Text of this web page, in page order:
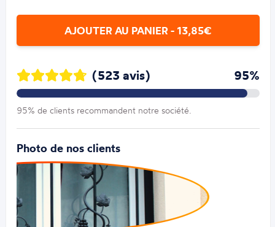
AJOUTER AU PANIER - 13,85€
(523 avis) 95%
95% de clients recommandent notre société.
Photo de nos clients